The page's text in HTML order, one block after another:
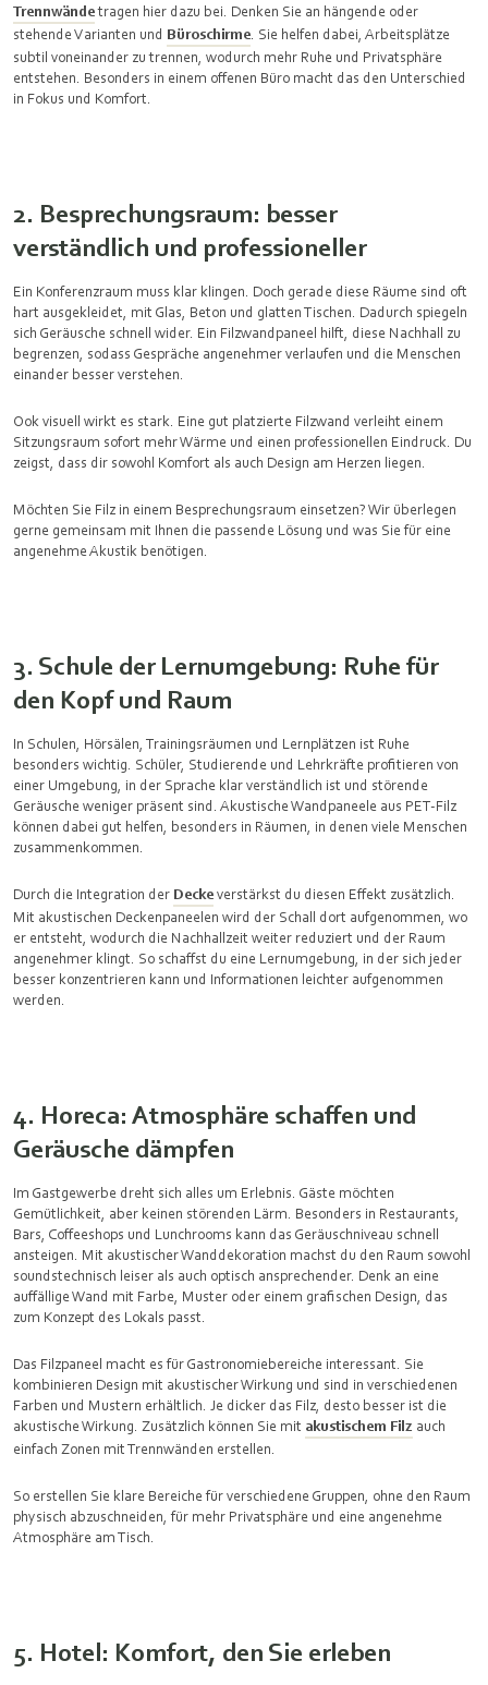
Trennwändetragen hier dazu bei. Denken Sie an hängende oder
stehende Varianten und Büroschirme . Sie helfen dabei, Arbeitsplätze
subtil voneinander zu trennen, wodurch mehr Ruhe und Privatsphäre
entstehen. Besonders in einem offenen Büro macht das den Unterschied
in Fokus und Komfort.
2. Besprechungsraum: besser
verständlich und professioneller
Ein Konferenzraum muss klar klingen. Doch gerade diese Räume sind oft
hart ausgekleidet, mit Glas, Beton und glatten Tischen. Dadurch spiegeln
sich Geräusche schnell wider. Ein Filzwandpaneel hilft, diese Nachhall zu
begrenzen, sodass Gespräche angenehmer verlaufen und die Menschen
einander besser verstehen.
Ook visuell wirkt es stark. Eine gut platzierte Filzwand verleiht einem
Sitzungsraum sofort mehr Wärme und einen professionellen Eindruck. Du
zeigst, dass dir sowohl Komfort als auch Design am Herzen liegen.
Möchten Sie Filz in einem Besprechungsraum einsetzen? Wir überlegen
gerne gemeinsam mit Ihnen die passende Lösung und was Sie für eine
angenehme Akustik benötigen.
3. Schule der Lernumgebung: Ruhe für
den Kopf und Raum
In Schulen, Hörsälen, Trainingsräumen und Lernplätzen ist Ruhe
besonders wichtig. Schüler, Studierende und Lehrkräfte profitieren von
einer Umgebung, in der Sprache klar verständlich ist und störende
Geräusche weniger präsent sind. Akustische Wandpaneele aus PET-Filz
können dabei gut helfen, besonders in Räumen, in denen viele Menschen
zusammenkommen.
Durch die Integration der Deckeverstärkst du diesen Effekt zusätzlich.
Mit akustischen Deckenpaneelen wird der Schall dort aufgenommen, wo
er entsteht, wodurch die Nachhallzeit weiter reduziert und der Raum
angenehmer klingt. So schaffst du eine Lernumgebung, in der sich jeder
besser konzentrieren kann und Informationen leichter aufgenommen
werden.
4. Horeca: Atmosphäre schaffen und
Geräusche dämpfen
Im Gastgewerbe dreht sich alles um Erlebnis. Gäste möchten
Gemütlichkeit, aber keinen störenden Lärm. Besonders in Restaurants,
Bars, Coffeeshops und Lunchrooms kann das Geräuschniveau schnell
ansteigen. Mit akustischer Wanddekoration machst du den Raum sowohl
soundstechnisch leiser als auch optisch ansprechender. Denk an eine
auffällige Wand mit Farbe, Muster oder einem grafischen Design, das
zum Konzept des Lokals passt.
Das Filzpaneel macht es für Gastronomiebereiche interessant. Sie
kombinieren Design mit akustischer Wirkung und sind in verschiedenen
Farben und Mustern erhältlich. Je dicker das Filz, desto besser ist die
akustische Wirkung. Zusätzlich können Sie mit akustischem Filz auch
einfach Zonen mit Trennwänden erstellen.
So erstellen Sie klare Bereiche für verschiedene Gruppen, ohne den Raum
physisch abzuschneiden, für mehr Privatsphäre und eine angenehme
Atmosphäre am Tisch.
5. Hotel: Komfort, den Sie erleben